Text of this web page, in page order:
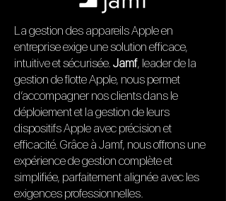
La gestion des appareils Apple en
entreprise exige une solution efficace,
intuitive et sécurisée. Jamf, leader de la
gestion de flotte Apple, nous permet
d’accompagner nos clients dans le
déploiement et la gestion de leurs
dispositifs Apple avec précision et
efficacité. Grâce à Jamf, nous offrons une
expérience de gestion complète et
simplifiée, parfaitement alignée avec les
exigences professionnelles.